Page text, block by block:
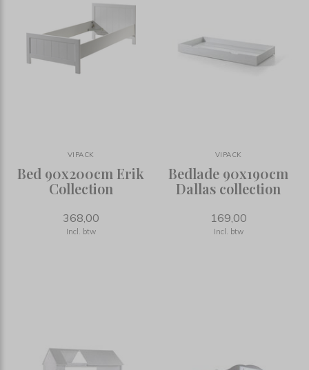
VIPACK
Bed 90x200cm Erik
Collection
368,00
Incl. btw
VIPACK
Bedlade 90x190cm
Dallas collection
169,00
Incl. btw